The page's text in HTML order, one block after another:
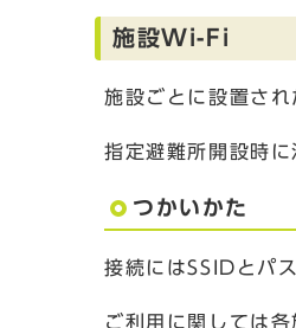
施設Wi-Fi
施設ごとに設置さ
指定避難所開設時
つかいかた
接続にはSSIDとパ
ご利用に関しては各